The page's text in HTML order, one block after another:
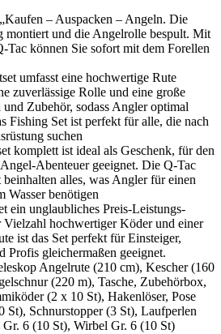
– Auspacken – Angeln. Die
montiert und die Angelrolle bespult. Mit
Tac können Sie sofort mit dem Forellen
umfasst eine hochwertige Rute
zuverlässige Rolle und eine große
Zubehör, sodass Angler optimal
Fishing Set ist perfekt für alle, die nach
suchen
komplett ist ideal als Geschenk, für den
Abenteuer geeignet. Die Q-Tac
alles, was Angler für einen
Wasser benötigen
ein unglaubliches Preis-Leistungs-
hochwertiger Köder und einer
ist das Set perfekt für Einsteiger,
Profis gleichermaßen geeignet.
Angelrute (210 cm), Kescher (160
(220 m), Tasche, Zubehörbox,
(2 x 10 St), Hakenlöser, Pose
St), Schnurstopper (3 St), Laufperlen
6 (10 St), Wirbel Gr. 6 (10 St)